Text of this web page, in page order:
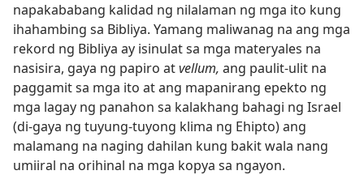
napakababang kalidad ng nilalaman ng mga ito kung
ihahambing sa Bibliya. Yamang maliwanag na ang mga
rekord ng Bibliya ay isinulat sa mga materyales na
nasisira, gaya ng papiro atvellum, ang paulit-ulit na
paggamit sa mga ito at ang mapanirang epekto ng
mga lagay ng panahon sa kalakhang bahagi ng Israel
(di-gaya ng tuyung-tuyong klima ng Ehipto) ang
malamang na naging dahilan kung bakit wala nang
umiiral na orihinal na mga kopya sa ngayon.